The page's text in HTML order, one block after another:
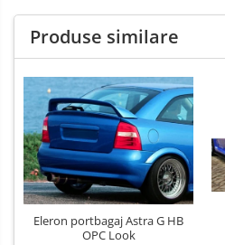
Produse similare
Eleron portbagaj Astra G HB
OPC Look